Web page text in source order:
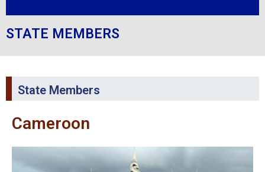
STATE MEMBERS
State Members
Cameroon